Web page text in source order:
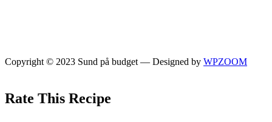
Copyright © 2023 Sund på budget — Designed by WPZOOM
Rate This Recipe